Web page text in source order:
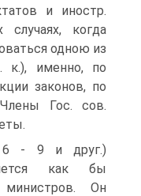
и иностр.
когда
одною из
к.), именно, по
законов, по
Гос. сов.
- 9 и друг.)
как бы
Он